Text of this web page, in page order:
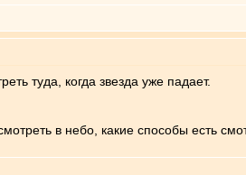
туда, когда звезда уже падает.
в небо, какие способы есть